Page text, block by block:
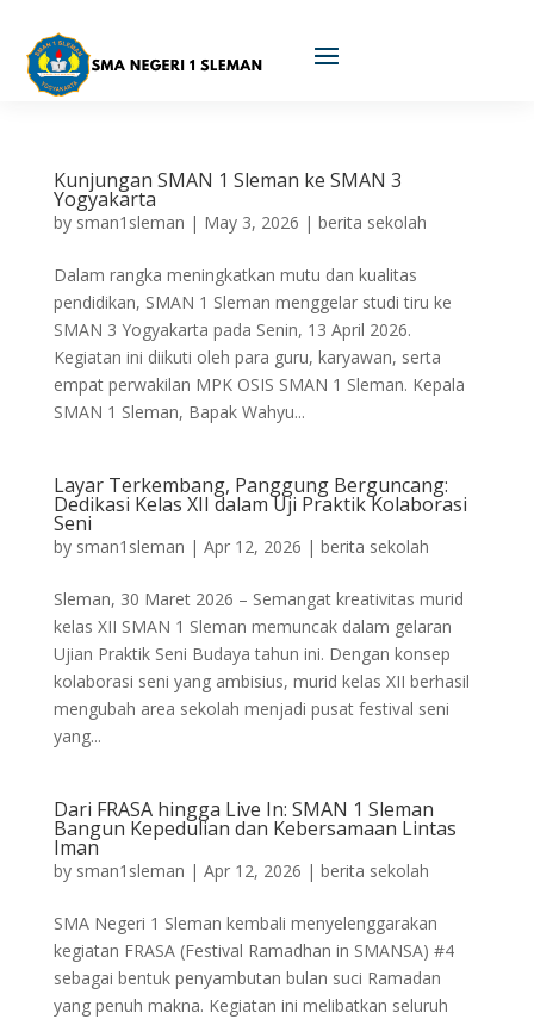
Kunjungan SMAN 1 Sleman ke SMAN 3
Yogyakarta
by sman1sleman | May 3, 2026 | berita sekolah
Dalam rangka meningkatkan mutu dan kualitas
pendidikan, SMAN 1 Sleman menggelar studi tiru ke
SMAN 3 Yogyakarta pada Senin, 13 April 2026.
Kegiatan ini diikuti oleh para guru, karyawan, serta
empat perwakilan MPK OSIS SMAN 1 Sleman. Kepala
SMAN 1 Sleman, Bapak Wahyu...
Layar Terkembang, Panggung Berguncang:
Dedikasi Kelas XII dalam Uji Praktik Kolaborasi
Seni
by sman1sleman | Apr 12, 2026 | berita sekolah
Sleman, 30 Maret 2026 – Semangat kreativitas murid
kelas XII SMAN 1 Sleman memuncak dalam gelaran
Ujian Praktik Seni Budaya tahun ini. Dengan konsep
kolaborasi seni yang ambisius, murid kelas XII berhasil
mengubah area sekolah menjadi pusat festival seni
yang...
Dari FRASA hingga Live In: SMAN 1 Sleman
Bangun Kepedulian dan Kebersamaan Lintas
Iman
by sman1sleman | Apr 12, 2026 | berita sekolah
SMA Negeri 1 Sleman kembali menyelenggarakan
kegiatan FRASA (Festival Ramadhan in SMANSA) #4
sebagai bentuk penyambutan bulan suci Ramadan
yang penuh makna. Kegiatan ini melibatkan seluruh